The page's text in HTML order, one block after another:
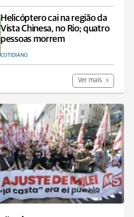
Helicóptero cai na região da
Vista Chinesa, no Rio; quatro
pessoas morrem
COTIDIANO
Ver mais